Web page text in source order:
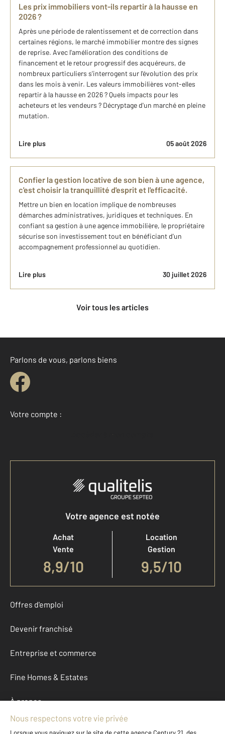
Les prix immobiliers vont-ils repartir à la hausse en
2026 ?
Après une période de ralentissement et de correction dans
certaines régions, le marché immobilier montre des signes
de reprise. Avec l'amélioration des conditions de
financement et le retour progressif des acquéreurs, de
nombreux particuliers s'interrogent sur l'évolution des prix
dans les mois à venir. Les valeurs immobilières vont-elles
repartir à la hausse en 2026 ? Quels impacts pour les
acheteurs et les vendeurs ? Décryptage d'un marché en pleine
mutation.
Lire plus 05 août 2026
Confier la gestion locative de son bien à une agence,
c'est choisir la tranquillité d'esprit et l'efficacité.
Mettre un bien en location implique de nombreuses
démarches administratives, juridiques et techniques. En
confiant sa gestion à une agence immobilière, le propriétaire
sécurise son investissement tout en bénéficiant d'un
accompagnement professionnel au quotidien.
Lire plus 30 juillet 2026
Voir tous les articles
Parlons de vous, parlons biens
Votre compte :
Accéder à mon compte
Votre agence est notée
Achat
Vente
8,9/10
Location
Gestion
9,5/10
Offres d'emploi
Devenir franchisé
Entreprise et commerce
Fine Homes & Estates
À propos
International